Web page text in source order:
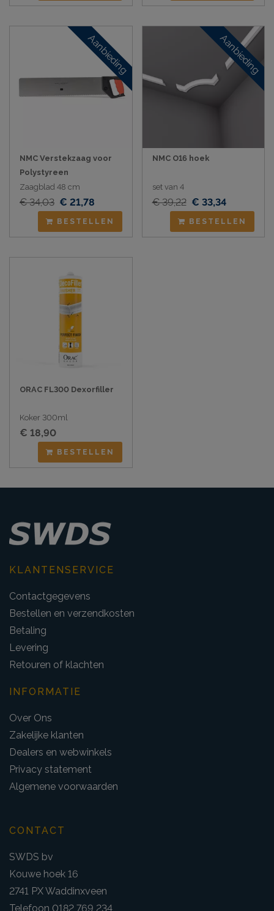
Aanbieding
NMC Verstekzaag voor
Polystyreen
Zaagblad 48 cm
€ 34,03 € 21,78
BESTELLEN
Aanbieding
NMC O16 hoek
set van 4
€ 39,22 € 33,34
BESTELLEN
ORAC FL300 Dexorfiller
Koker 300ml
€ 18,90
BESTELLEN
KLANTENSERVICE
Contactgegevens
Bestellen en verzendkosten
Betaling
Levering
Retouren of klachten
INFORMATIE
Over Ons
Zakelijke klanten
Dealers en webwinkels
Privacy statement
Algemene voorwaarden
CONTACT
SWDS bv
Kouwe hoek 16
2741 PX Waddinxveen
Telefoon 0182 769 234